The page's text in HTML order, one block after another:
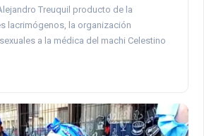
Treuquil producto de la
lacrimógenos, la organización
a la médica del machi Celestino